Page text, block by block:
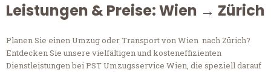
Leistungen & Preise: Wien → Zürich
Planen Sie einen Umzug oder Transport von Wien nach Zürich?
Entdecken Sie unsere vielfältigen und kosteneffizienten
Dienstleistungen bei PST Umzugsservice Wien, die speziell darauf